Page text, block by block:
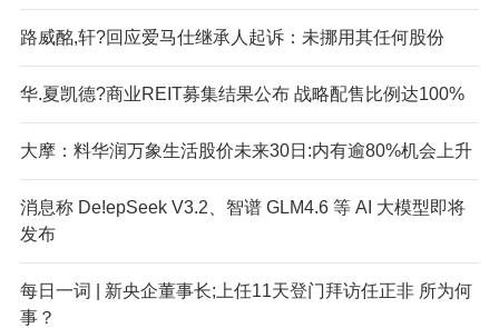
路威酩,轩?回应爱马仕继承人起诉：未挪用其任何股份
华.夏凯德?商业REIT募集结果公布 战略配售比例达100%
大摩：料华润万象生活股价未来30日:内有逾80%机会上升
消息称 De!epSeek V3.2、智谱 GLM4.6 等 AI 大模型即将
发布
每日一词 | 新央企董事长;上任11天登门拜访任正非 所为何
事？